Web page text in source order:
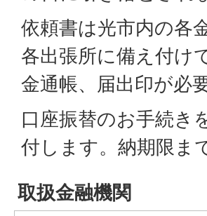
依頼書は光市内の各
各出張所に備え付け
金通帳、届出印が必
口座振替のお手続き
付します。納期限ま
取扱金融機関